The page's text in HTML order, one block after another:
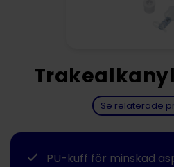
Se relaterade
PU-kuff för minskad